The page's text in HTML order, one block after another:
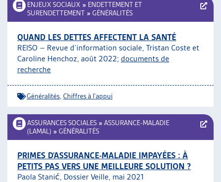
ENJEUX SOCIAUX » ENDETTEMENT ET
SURENDETTEMENT » GÉNÉRALITÉS
QUAND LES DETTES AFFECTENT LA SANTÉ
REISO – Revue d’information sociale, Tristan Coste et
Caroline Henchoz, août 2022; documents de
recherche
Généralités Chiffres à l'appui
ASSURANCES SOCIALES » ASSURANCE-MALADIE
(LAMAL) » GÉNÉRALITÉS
PRIMES D’ASSURANCE-MALADIE IMPAYÉES : À
PETITS PAS VERS UNE MEILLEURE SOLUTION ?
Paola Stanić, Dossier Veille, mai 2021